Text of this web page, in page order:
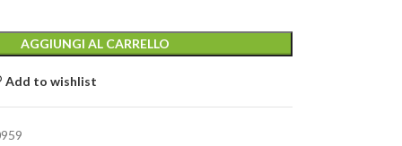
AGGIUNGI AL CARRELLO
Add to wishlist